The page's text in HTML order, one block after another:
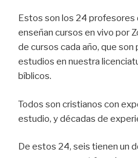
Estos son los 24
enseñan cursos en vivo por
de cursos cada año, que
estudios en nuestra
bíblicos.
Todos son cristianos con
estudio, y décadas de
De estos 24, seis tienen un